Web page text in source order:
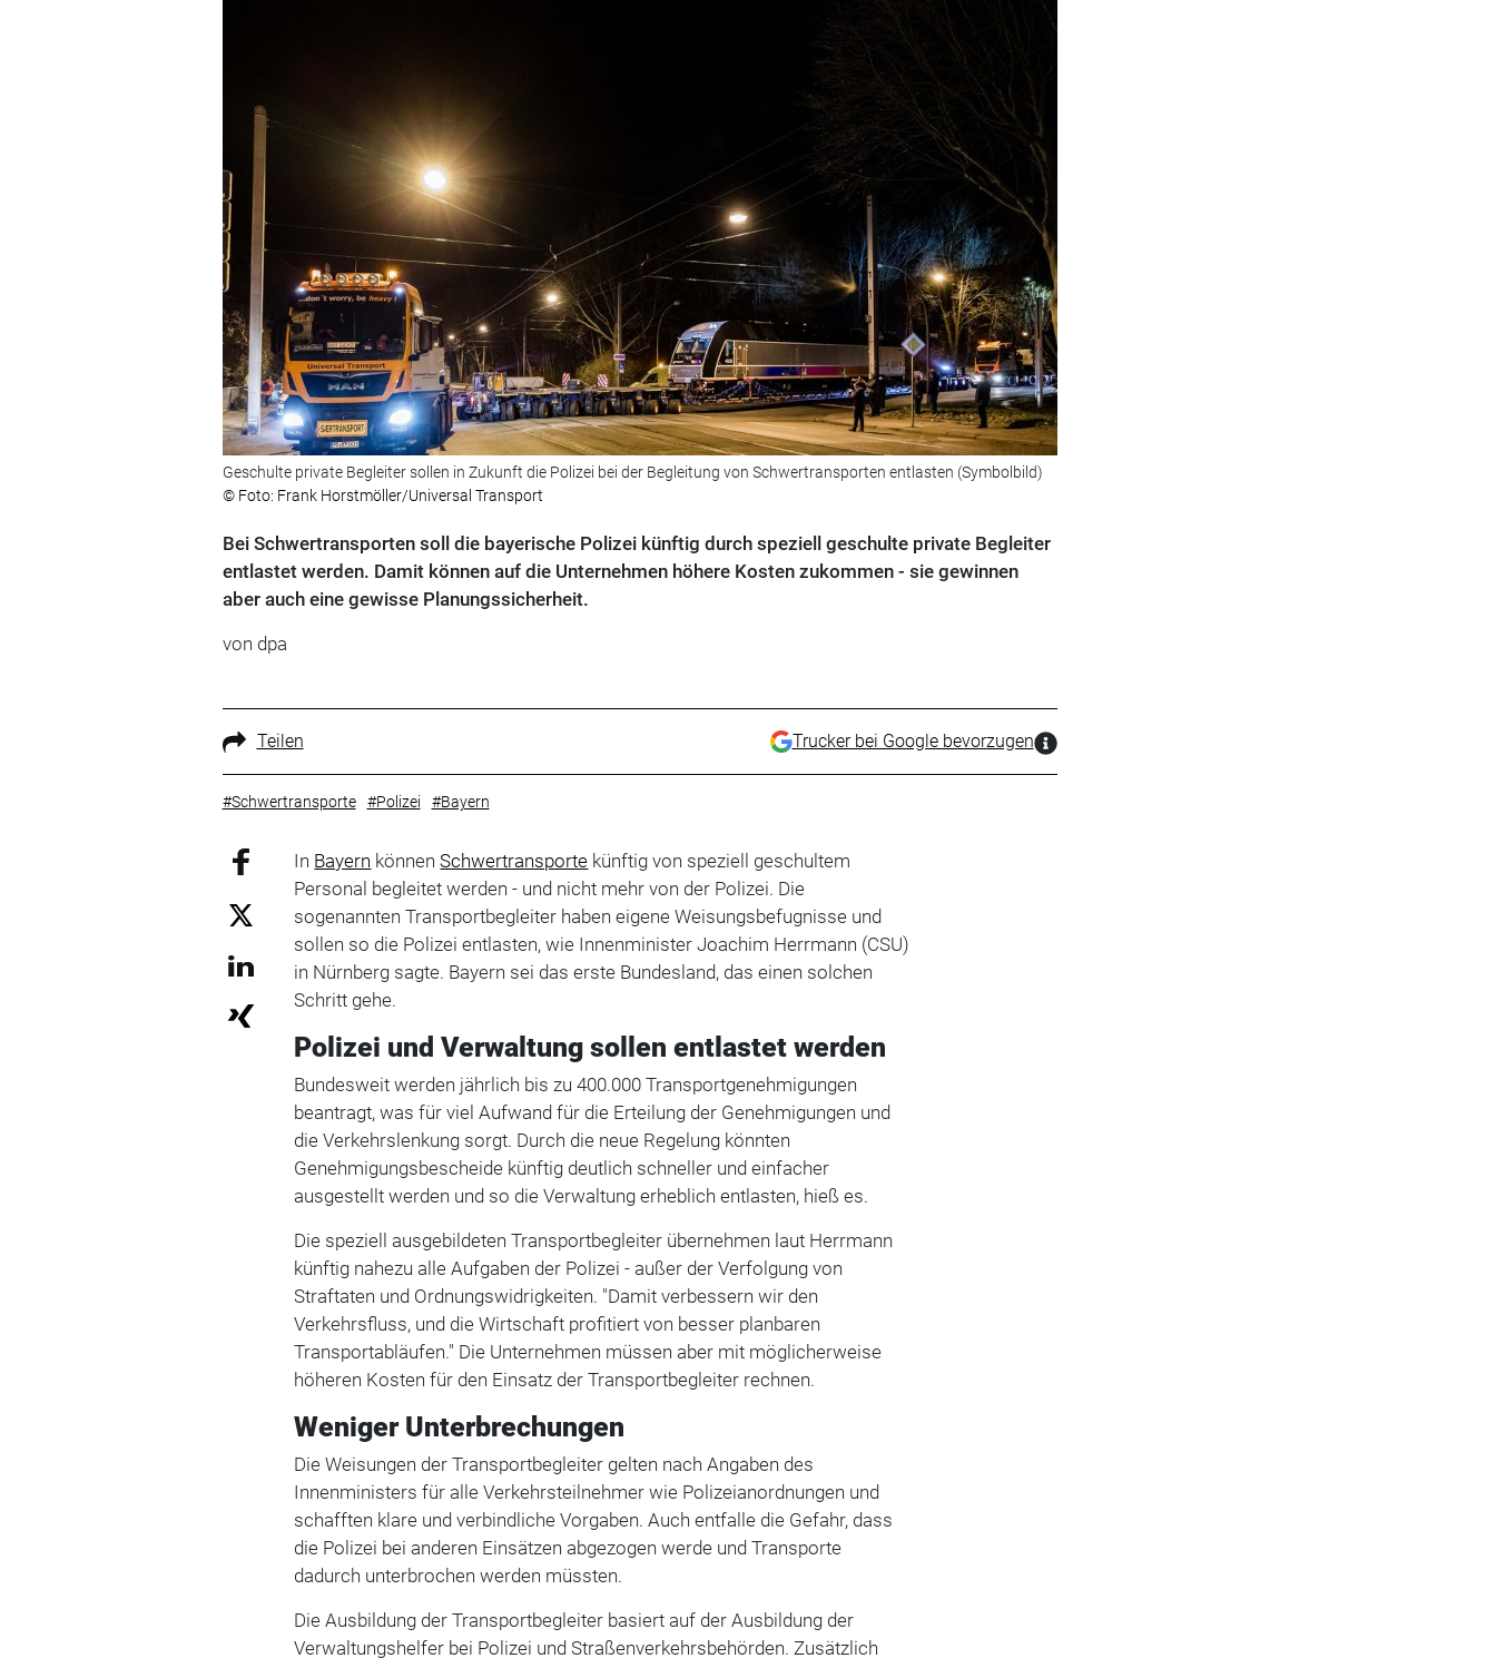
Geschulte private Begleiter sollen in Zukunft die Polizei bei der Begleitung von Schwertransporten entlasten (Symbolbild)
© Foto: Frank Horstmöller/Universal Transport
Bei Schwertransporten soll die bayerische Polizei künftig durch speziell geschulte private Begleiter
entlastet werden. Damit können auf die Unternehmen höhere Kosten zukommen - sie gewinnen
aber auch eine gewisse Planungssicherheit.
von dpa
Teilen Trucker bei Google bevorzugen
#Schwertransporte #Polizei #Bayern
In Bayern könnenSchwertransporte künftig von speziell geschultem
Personal begleitet werden - und nicht mehr von der Polizei. Die
sogenannten Transportbegleiter haben eigene Weisungsbefugnisse und
sollen so die Polizei entlasten, wie Innenminister Joachim Herrmann (CSU)
in Nürnberg sagte. Bayern sei das erste Bundesland, das einen solchen
Schritt gehe.
Polizei und Verwaltung sollen entlastet werden
Bundesweit werden jährlich bis zu 400.000 Transportgenehmigungen
beantragt, was für viel Aufwand für die Erteilung der Genehmigungen und
die Verkehrslenkung sorgt. Durch die neue Regelung könnten
Genehmigungsbescheide künftig deutlich schneller und einfacher
ausgestellt werden und so die Verwaltung erheblich entlasten, hieß es.
Die speziell ausgebildeten Transportbegleiter übernehmen laut Herrmann
künftig nahezu alle Aufgaben der Polizei - außer der Verfolgung von
Straftaten und Ordnungswidrigkeiten. "Damit verbessern wir den
Verkehrsfluss, und die Wirtschaft profitiert von besser planbaren
Transportabläufen." Die Unternehmen müssen aber mit möglicherweise
höheren Kosten für den Einsatz der Transportbegleiter rechnen.
Weniger Unterbrechungen
Die Weisungen der Transportbegleiter gelten nach Angaben des
Innenministers für alle Verkehrsteilnehmer wie Polizeianordnungen und
schafften klare und verbindliche Vorgaben. Auch entfalle die Gefahr, dass
die Polizei bei anderen Einsätzen abgezogen werde und Transporte
dadurch unterbrochen werden müssten.
Die Ausbildung der Transportbegleiter basiert auf der Ausbildung der
Verwaltungshelfer bei Polizei und Straßenverkehrsbehörden. Zusätzlich